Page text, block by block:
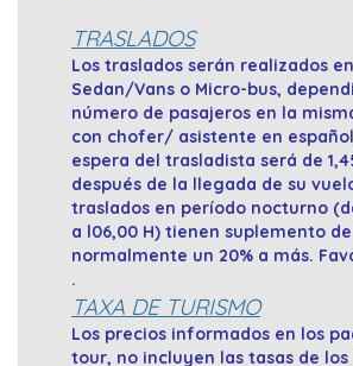
TRASLADOS
Los traslados serán realizados
Sedan/Vans o Micro-bus,
número de pasajeros en la
con chofer/ asistente en
espera del trasladista será de
después de la llegada de su
traslados en período nocturno
a l06,00 H) tienen suplemento
normalmente un 20% a más.
.
TAXA DE TURISMO
Los precios informados en los
tour, no incluyen las tasas de los